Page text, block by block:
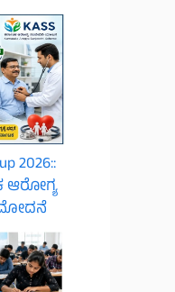
2026::
ಆರೋಗ್ಯ